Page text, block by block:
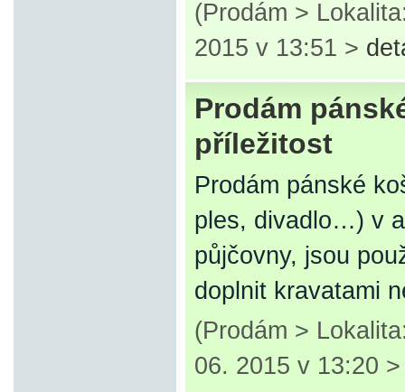
(Prodám >
2015 v 13:51 >
Prodám
příležitost
Prodám pánské
ples, divadlo…) v
půjčovny, jsou
doplnit kravatami
(Prodám >
06. 2015 v 13:20